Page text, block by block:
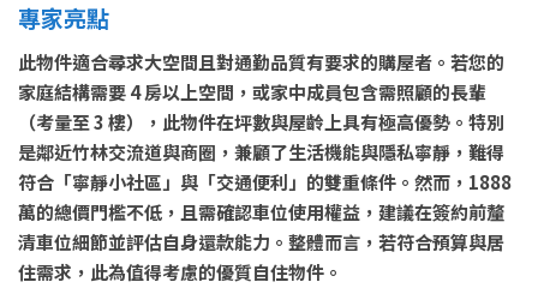
專家亮點
此物件適合尋求大空間且對通勤品質有要求的購屋者。若您的
家庭結構需要 4 房以上空間，或家中成員包含需照顧的長輩
（考量至 3 樓），此物件在坪數與屋齡上具有極高優勢。特別
是鄰近竹林交流道與商圈，兼顧了生活機能與隱私寧靜，難得
符合「寧靜小社區」與「交通便利」的雙重條件。然而，1888
萬的總價門檻不低，且需確認車位使用權益，建議在簽約前釐
清車位細節並評估自身還款能力。整體而言，若符合預算與居
住需求，此為值得考慮的優質自住物件。